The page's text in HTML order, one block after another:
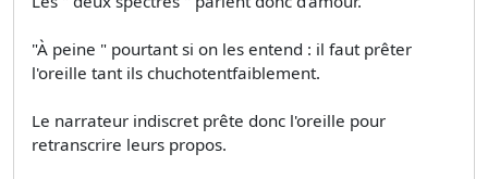
"À peine " pourtant si on les entend : il faut prêter
l'oreille tant ils chuchotentfaiblement.
Le narrateur indiscret prête donc l'oreille pour
retranscrire leurs propos.